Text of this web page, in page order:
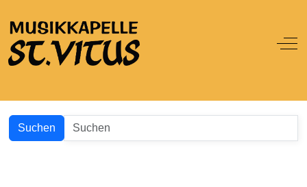
Off-
Suchen